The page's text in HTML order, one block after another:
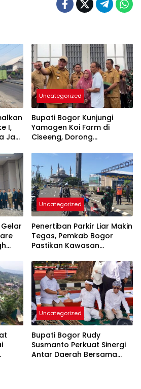
I,
Jadi
Uncategorized
Bupati Bogor Kunjungi
Yamagen Koi Farm di
Ciseeng, Dorong
Perikanan Daerah
Uncategorized
Penertiban Parkir Liar Makin
Tegas, Pemkab Bogor
Pastikan Kawasan
Uncategorized
Bupati Bogor Rudy
Susmanto Perkuat Sinergi
Antar Daerah Bersama